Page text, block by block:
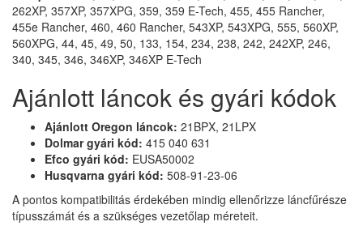
262XP, 357XP, 357XPG, 359, 359 E-Tech, 455, 455 Rancher,
455e Rancher, 460, 460 Rancher, 543XP, 543XPG, 555, 560XP,
560XPG, 44, 45, 49, 50, 133, 154, 234, 238, 242, 242XP, 246,
340, 345, 346, 346XP, 346XP E-Tech
Ajánlott láncok és gyári kódok
Ajánlott Oregon láncok: 21BPX, 21LPX
Dolmar gyári kód: 415 040 631
Efco gyári kód: EUSA50002
Husqvarna gyári kód: 508-91-23-06
A pontos kompatibilitás érdekében mindig ellenőrizze láncfűrésze
típusszámát és a szükséges vezetőlap méreteit.